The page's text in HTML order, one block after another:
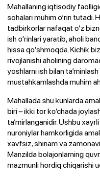
Mahallaning iqtisodiy
sohalari muhim o‘rin
tadbirkorlar nafaqat o‘z
ish o‘rinlari yaratib, aholi
hissa qo‘shmoqda. Kichik
rivojlanishi aholining
yoshlarni ish bilan
mustahkamlashda muhim
Mahallada shu kunlarda
biri – ikki tor ko‘chada
ta’mirlanganidir. Ushbu
nuroniylar hamkorligida
xavfsiz, shinam va
Manzilda bolajonlarning
mazmunli hordiq chiqarishi